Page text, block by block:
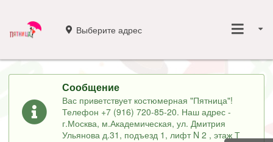
Выберите адрес
Сообщение
Вас приветствует костюмерная "Пятница"!
Телефон +7 (916) 720-85-20. Наш адрес -
г.Москва, м.Академическая, ул. Дмитрия
Ульянова д.31, подъезд 1, лифт N 2 , этаж Т